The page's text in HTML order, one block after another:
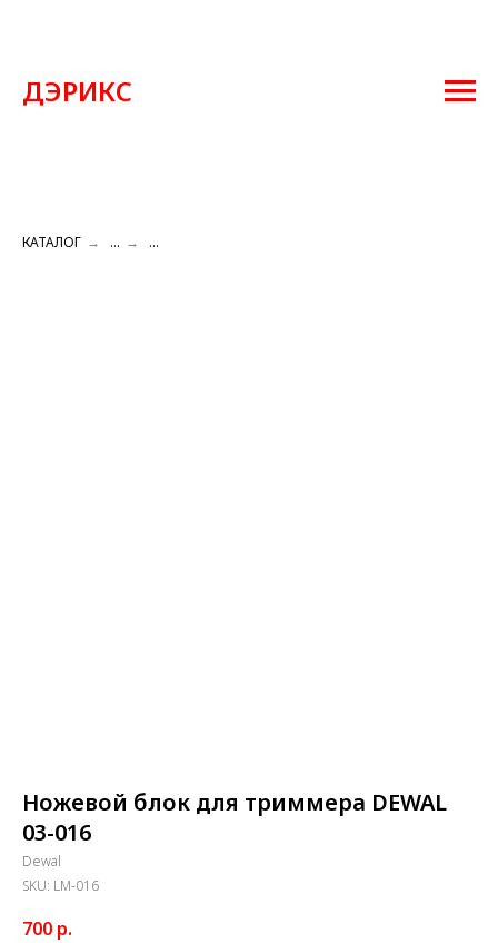
ДЭРИКС
КАТАЛОГ → ... → ...
Ножевой блок для триммера DEWAL
03-016
Dewal
SKU: LM-016
700 р.